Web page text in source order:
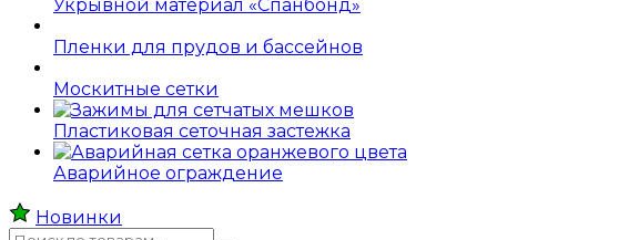
Укрывной материал «Спанбонд»
Пленки для прудов и бассейнов
Москитные сетки
Пластиковая сеточная застежка
Аварийное ограждение
Новинки